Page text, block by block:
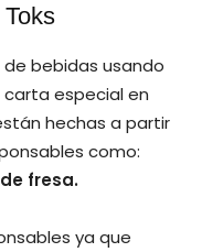
bebidas usando
carta especial en
hechas a partir
como:
fresa.
ya que